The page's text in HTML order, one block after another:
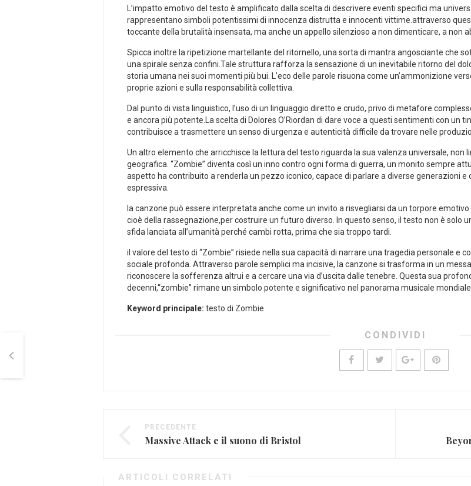
L’impatto emotivo del testo è amplificato dalla scelta di descrivere eventi specifici ‍ma
rappresentano simboli ⁤potentissimi di innocenza distrutta e innocenti vittime.attraverso
toccante della brutalità insensata, ma anche‍ un appello silenzioso a‍ non dimenticare, ⁤a‌ non⁣
Spicca inoltre⁣ la ripetizione martellante del ritornello, una sorta di mantra angosciante che
una⁣ spirale senza confini.Tale struttura ‍rafforza la sensazione di un inevitabile‍ ritorno⁤ del
storia ⁤umana nei suoi momenti ‌più bui. L’eco delle parole risuona come un’ammonizione‍
proprie azioni e⁤ sulla responsabilità collettiva.
Dal punto di vista linguistico, l’uso di un linguaggio diretto e crudo, privo di metafore
e ancora più potente.La scelta di ​Dolores O’Riordan di dare⁢ voce a questi sentimenti con ‍un
contribuisce a ⁤trasmettere un ‍senso di‌ urgenza e autenticità difficile ⁣da trovare nelle
Un ‌altro elemento ​che arricchisce la​ lettura del testo riguarda la ⁢sua valenza universale, non​
geografica. “Zombie” ⁤diventa così un inno contro‍ ogni forma di guerra,‍ un​ monito sempre
aspetto ha ⁣contribuito ‌a‍ renderla un pezzo iconico, ​capace‍ di parlare a diverse ​generazioni
espressiva.
la canzone⁢ può essere interpretata ​anche come⁤ un invito a risvegliarsi da un torpore
cioè della rassegnazione,per‍ costruire un futuro ⁢diverso. In ⁣questo senso,​ il testo non è solo​
‍sfida lanciata all’umanità perché cambi rotta, prima che sia‌ troppo tardi.
il valore del ⁣testo ‍di “Zombie” risiede nella sua capacità ⁤di narrare una tragedia personale e
sociale profonda. ‌Attraverso parole semplici ma ⁢incisive, la canzone si ⁢trasforma in ⁢un
riconoscere la sofferenza altrui e ​a ⁤cercare una via d’uscita dalle tenebre. ⁤Questa ⁤sua‌
decenni,“zombie”⁣ rimane un simbolo potente e significativo nel panorama musicale‍
Keyword principale: testo di Zombie
CONDIVIDI
PRECEDENTE
Massive Attack e il suono di Bristol
ARTICOLI CORRELATI